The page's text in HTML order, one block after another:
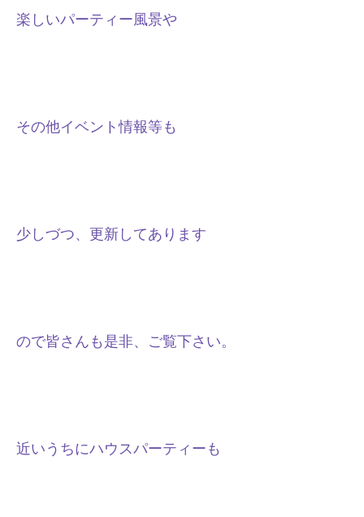
楽しいパーティー風景や
その他イベント情報等も
少しづつ、更新してあります
ので皆さんも是非、ご覧下さい。
近いうちにハウスパーティーも